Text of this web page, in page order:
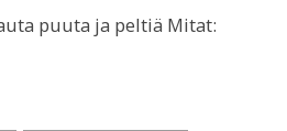
puuta ja peltiä Mitat: